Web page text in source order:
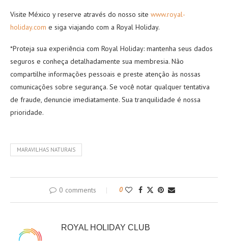
Visite México y reserve através do nosso site www.royal-
holiday.com e siga viajando com a Royal Holiday.
*Proteja sua experiência com Royal Holiday: mantenha seus dados
seguros e conheça detalhadamente sua membresia. Não
compartilhe informações pessoais e preste atenção às nossas
comunicações sobre segurança. Se você notar qualquer tentativa
de fraude, denuncie imediatamente. Sua tranquilidade é nossa
prioridade.
MARAVILHAS NATURAIS
0 comments 0
ROYAL HOLIDAY CLUB